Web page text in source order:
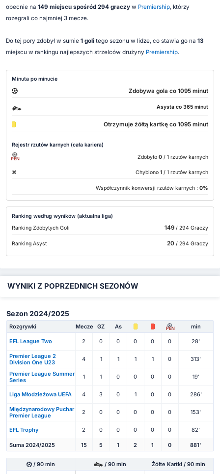
obecnie na 149 miejscu spośród 294 graczyw Premiership, którzy
rozegrali co najmniej 3 mecze.
Do tej pory zdobył w sumie 1 golitego sezonu w lidze, co stawia go na 13
miejscu w rankingu najlepszych strzelców drużyny Premiership.
Minuta po minucie
Zdobywa gola co 1095 minut
Asysta co 365 minut
Otrzymuje żółtą kartkę co 1095 minut
Rejestr rzutów karnych (cała kariera)
PEN Zdobyto 0 / 1 rzutów karnych
Chybiono 1 / 1 rzutów karnych
Współczynnik konwersji rzutów karnych : 0%
Ranking według wyników (aktualna liga)
Ranking Zdobytych Goli
149/ 294 Graczy
Ranking Asyst 20 / 294 Graczy
WYNIKI Z POPRZEDNICH SEZONÓW
Sezon 2024/2025
Rozgrywki Mecze GZ As PEN min
EFL League Two 2 0 0 0 0 0 28'
Premier League 2
Division One U23
4 1 1 1 1 0 313'
Premier League Summer
Series
1 1 0 0 0 0 19'
Liga Młodzieżowa UEFA 4 3 0 1 0 0 286'
Międzynarodowy Puchar
Premier League
2 0 0 0 0 0 153'
EFL Trophy 2 0 0 0 0 0 82'
Suma 2024/2025 15 5 1 2 1 0 881'
/ 90 min / 90 min Żółte Kartki / 90 min